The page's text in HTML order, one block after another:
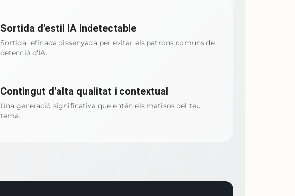
Sortida d'estil IA indetectable
Sortida refinada dissenyada per evitar els patrons comuns de
detecció d'IA.
Contingut d'alta qualitat i contextual
Una generació significativa que entén els matisos del teu
tema.